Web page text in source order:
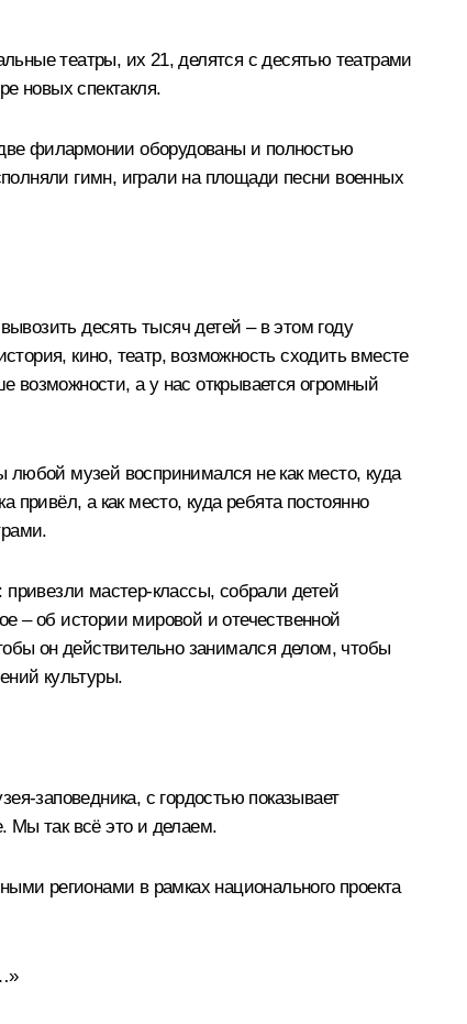
театры, их 21, делятся с десятью театрами
новых спектакля.
филармонии оборудованы и полностью
гимн, играли на площади песни военных
десять тысяч детей – в этом году
кино, театр, возможность сходить вместе
возможности, а у нас открывается огромный
музей воспринимался не как место, куда
привёл, а как место, куда ребята постоянно
привезли мастер-классы, собрали детей
– об истории мировой и отечественной
он действительно занимался делом, чтобы
культуры.
заповедника, с гордостью показывает
Мы так всё это и делаем.
регионами в рамках национального проекта